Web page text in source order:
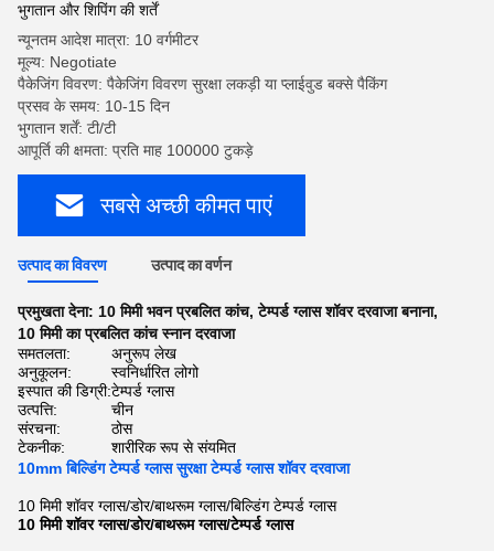
भुगतान और शिपिंग की शर्तें
न्यूनतम आदेश मात्रा: 10 वर्गमीटर
मूल्य: Negotiate
पैकेजिंग विवरण: पैकेजिंग विवरण सुरक्षा लकड़ी या प्लाईवुड बक्से पैकिंग
प्रसव के समय: 10-15 दिन
भुगतान शर्तें: टी/टी
आपूर्ति की क्षमता: प्रति माह 100000 टुकड़े
सबसे अच्छी कीमत पाएं
उत्पाद का विवरण उत्पाद का वर्णन
प्रमुखता देना: 10 मिमी भवन प्रबलित कांच,टेम्पर्ड ग्लास शॉवर दरवाजा बनाना,
10 मिमी का प्रबलित कांच स्नान दरवाजा
समतलता:
अनुरूप लेख
अनुकूलन:
स्वनिर्धारित लोगो
इस्पात की डिग्री:टेम्पर्ड ग्लास
उत्पत्ति:
चीन
संरचना:
ठोस
टेकनीक:
शारीरिक रूप से संयमित
10mm बिल्डिंग टेम्पर्ड ग्लास सुरक्षा टेम्पर्ड ग्लास शॉवर दरवाजा
10 मिमी शॉवर ग्लास/डोर/बाथरूम ग्लास/बिल्डिंग टेम्पर्ड ग्लास
10 मिमी शॉवर ग्लास/डोर/बाथरूम ग्लास/टेम्पर्ड ग्लास